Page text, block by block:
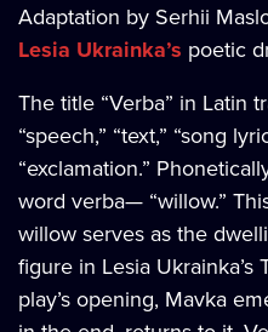
Adaptation by Serhii
Lesia Ukrainka’s poetic
The title “Verba” in Latin
“speech,” “text,” “song
“exclamation.”
word verba— “willow.”
willow serves as the
figure in Lesia
play’s opening, Mavka